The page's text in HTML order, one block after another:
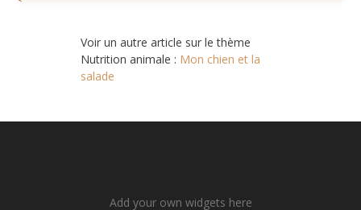
Voir un autre article sur le thème
Nutrition animale : Mon chien et la
salade
Add your own widgets here